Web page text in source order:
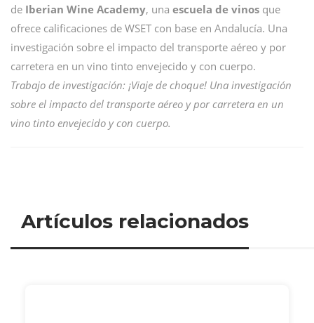
de Iberian Wine Academy, una escuela de vinos que
ofrece calificaciones de WSET con base en Andalucía. Una
investigación sobre el impacto del transporte aéreo y por
carretera en un vino tinto envejecido y con cuerpo.
Trabajo de investigación: ¡Viaje de choque! Una investigación
sobre el impacto del transporte aéreo y por carretera en un
vino tinto envejecido y con cuerpo.
Artículos relacionados